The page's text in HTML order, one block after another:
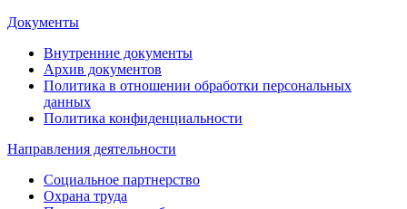
Документы
Внутренние документы
Архив документов
Политика в отношении обработки персональных
данных
Политика конфиденциальности
Направления деятельности
Социальное партнерство
Охрана труда